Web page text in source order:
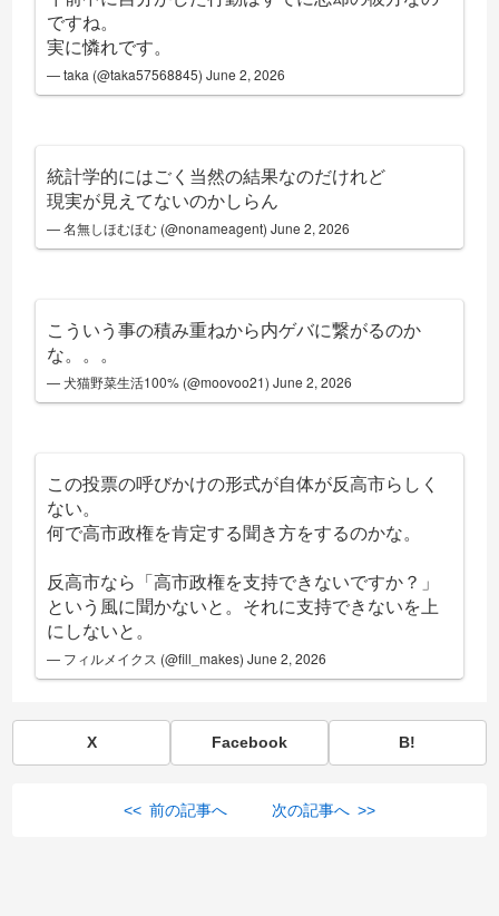
ですね。
実に憐れです。
— taka (@taka57568845)June 2, 2026
統計学的にはごく当然の結果なのだけれど
現実が見えてないのかしらん
— 名無しほむほむ (@nonameagent)June 2, 2026
こういう事の積み重ねから内ゲバに繋がるのか
な。。。
— 犬猫野菜生活100% (@moovoo21)June 2, 2026
この投票の呼びかけの形式が自体が反高市らしく
ない。
何で高市政権を肯定する聞き方をするのかな。
反高市なら「高市政権を支持できないですか？」
という風に聞かないと。それに支持できないを上
にしないと。
— フィルメイクス (@fill_makes)June 2, 2026
X Facebook B!
<< 前の記事へ 次の記事へ >>